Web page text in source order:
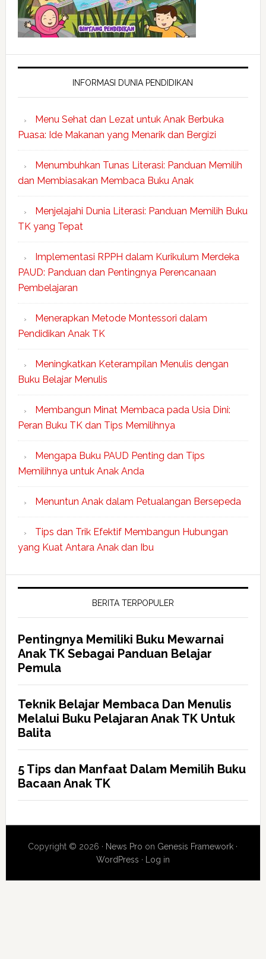
INFORMASI DUNIA PENDIDIKAN
Menu Sehat dan Lezat untuk Anak Berbuka
Puasa: Ide Makanan yang Menarik dan Bergizi
Menumbuhkan Tunas Literasi: Panduan Memilih
dan Membiasakan Membaca Buku Anak
Menjelajahi Dunia Literasi: Panduan Memilih Buku
TK yang Tepat
Implementasi RPPH dalam Kurikulum Merdeka
PAUD: Panduan dan Pentingnya Perencanaan
Pembelajaran
Menerapkan Metode Montessori dalam
Pendidikan Anak TK
Meningkatkan Keterampilan Menulis dengan
Buku Belajar Menulis
Membangun Minat Membaca pada Usia Dini:
Peran Buku TK dan Tips Memilihnya
Mengapa Buku PAUD Penting dan Tips
Memilihnya untuk Anak Anda
Menuntun Anak dalam Petualangan Bersepeda
Tips dan Trik Efektif Membangun Hubungan
yang Kuat Antara Anak dan Ibu
BERITA TERPOPULER
Pentingnya Memiliki Buku Mewarnai
Anak TK Sebagai Panduan Belajar
Pemula
Teknik Belajar Membaca Dan Menulis
Melalui Buku Pelajaran Anak TK Untuk
Balita
5 Tips dan Manfaat Dalam Memilih Buku
Bacaan Anak TK
Copyright © 2026 · News Pro on Genesis Framework ·
WordPress · Log in